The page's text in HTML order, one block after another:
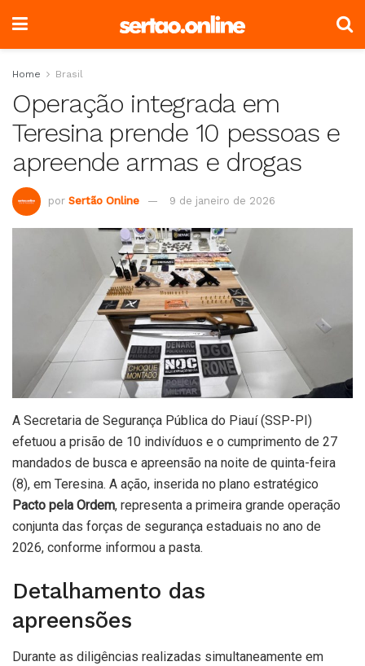
Home Brasil
Operação integrada em
Teresina prende 10 pessoas e
apreende armas e drogas
por Sertão Online 9 de janeiro de 2026
A Secretaria de Segurança Pública do Piauí (SSP-PI)
efetuou a prisão de 10 indivíduos e o cumprimento de 27
mandados de busca e apreensão na noite de quinta-feira
(8), em Teresina. A ação, inserida no plano estratégico
Pacto pela Ordem, representa a primeira grande operação
conjunta das forças de segurança estaduais no ano de
2026, conforme informou a pasta.
Detalhamento das
apreensões
Durante as diligências realizadas simultaneamente em